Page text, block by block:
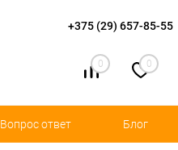
+375 (29) 657-85-55
0 0
Вопрос ответ Блог